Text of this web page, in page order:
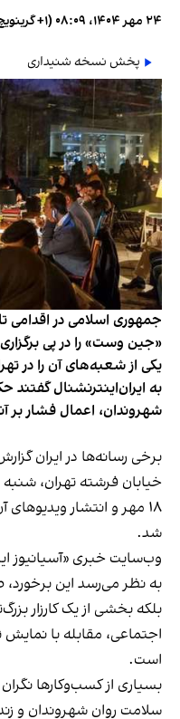
۲۴ مهر ۱۴۰۴، ۰۸:۰۹ (‎+۱ گرینویچ)
پخش نسخه شنیداری
جمهوری اسلامی در اقدامی
«جین وست» را در پی
یکی از شعبه‌های آن را در
به ایران‌اینترنشنال
شهروندان، اعمال فشار بر
برخی رسانه‌ها در ایران
۱۸ مهر و انتشار
شد.
وب‌سایت خبری «آسیانیوز
به نظر می‌رسد این
بلکه بخشی از یک کارزار
اجتماعی، مقابله با
است.
بسیاری از کسب‌وکارها
سلامت روان شهروندان و